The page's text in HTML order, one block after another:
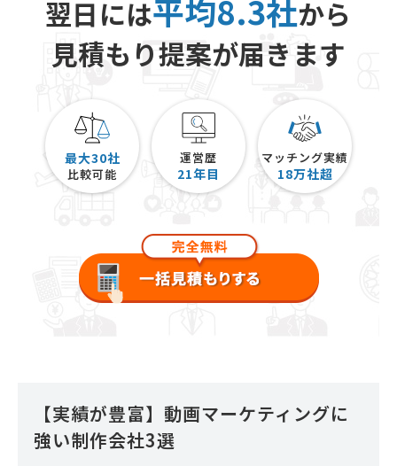
翌日には平均8.3社から
見積もり提案が届きます
最大30社
比較可能
運営歴
21年目
マッチング実績
18万社超
【実績が豊富】動画マーケティングに
強い制作会社3選